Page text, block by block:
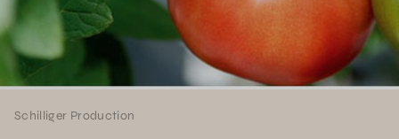
Schilliger Production